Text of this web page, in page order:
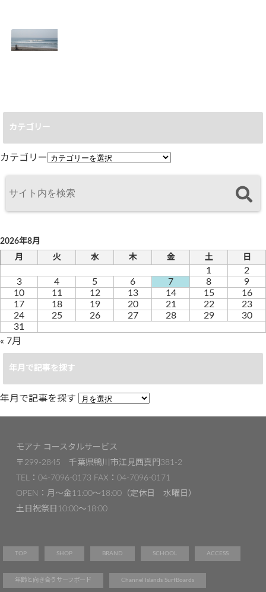
カテゴリー
カテゴリー
2026年8月
月
火 水 木 金 土 日
1
2
3
4 5 6 7 8
9
10
11 12 13 14 15
16
17
18 19 20 21 22
23
24
25 26 27 28 29
30
31
« 7月
年月で記事を探す
年月で記事を探す
モアナ コースタルサービス
〒299-2845 千葉県鴨川市江見西真門381-2
TEL：04-7096-0173 FAX：04-7096-0171
OPEN：月〜金11:00～18:00（定休日 水曜日）
土日祝祭日10:00〜18:00
TOP SHOP BRAND SCHOOL ACCESS
年齢と向き合うサーフボード Channel Islands SurfBoards